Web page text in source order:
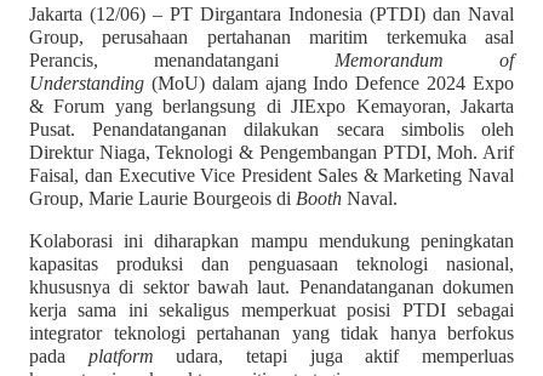
Jakarta (12/06) – PT Dirgantara Indonesia (PTDI) dan Naval
Group, perusahaan pertahanan maritim terkemuka asal
Perancis, menandatangani Memorandum of
Understanding (MoU) dalam ajang Indo Defence 2024 Expo
& Forum yang berlangsung di JIExpo Kemayoran, Jakarta
Pusat. Penandatanganan dilakukan secara simbolis oleh
Direktur Niaga, Teknologi & Pengembangan PTDI, Moh. Arif
Faisal, dan Executive Vice President Sales & Marketing Naval
Group, Marie Laurie Bourgeois di Booth Naval.
Kolaborasi ini diharapkan mampu mendukung peningkatan
kapasitas produksi dan penguasaan teknologi nasional,
khususnya di sektor bawah laut. Penandatanganan dokumen
kerja sama ini sekaligus memperkuat posisi PTDI sebagai
integrator teknologi pertahanan yang tidak hanya berfokus
pada platform udara, tetapi juga aktif memperluas